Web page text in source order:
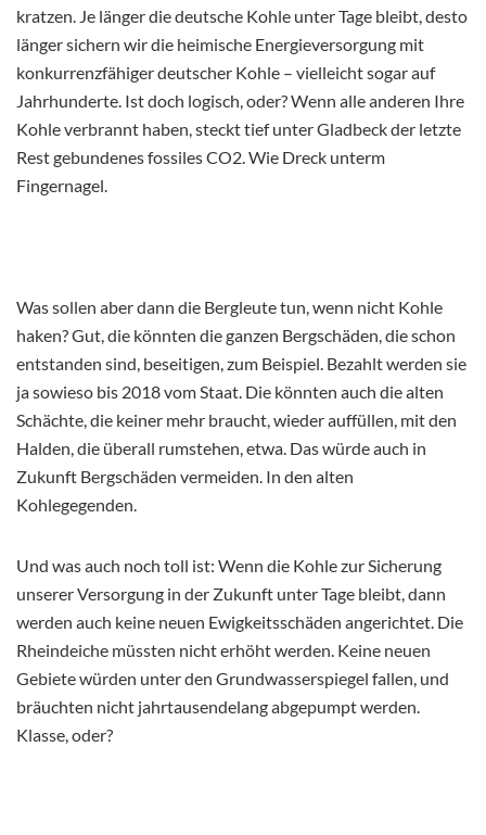
kratzen. Je länger die deutsche Kohle unter Tage bleibt, desto
länger sichern wir die heimische Energieversorgung mit
konkurrenzfähiger deutscher Kohle – vielleicht sogar auf
Jahrhunderte. Ist doch logisch, oder? Wenn alle anderen Ihre
Kohle verbrannt haben, steckt tief unter Gladbeck der letzte
Rest gebundenes fossiles CO2. Wie Dreck unterm
Fingernagel.
Was sollen aber dann die Bergleute tun, wenn nicht Kohle
haken? Gut, die könnten die ganzen Bergschäden, die schon
entstanden sind, beseitigen, zum Beispiel. Bezahlt werden sie
ja sowieso bis 2018 vom Staat. Die könnten auch die alten
Schächte, die keiner mehr braucht, wieder auffüllen, mit den
Halden, die überall rumstehen, etwa. Das würde auch in
Zukunft Bergschäden vermeiden. In den alten
Kohlegegenden.
Und was auch noch toll ist: Wenn die Kohle zur Sicherung
unserer Versorgung in der Zukunft unter Tage bleibt, dann
werden auch keine neuen Ewigkeitsschäden angerichtet. Die
Rheindeiche müssten nicht erhöht werden. Keine neuen
Gebiete würden unter den Grundwasserspiegel fallen, und
bräuchten nicht jahrtausendelang abgepumpt werden.
Klasse, oder?